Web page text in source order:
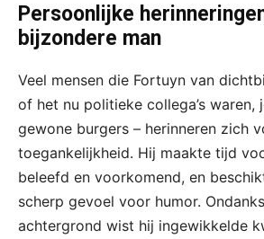
Persoonlijke
bijzondere man
Veel mensen die Fortuyn van
of het nu politieke collega’s waren,
gewone burgers – herinneren zich
toegankelijkheid. Hij maakte tijd
beleefd en voorkomend, en
scherp gevoel voor humor.
achtergrond wist hij ingewikkelde